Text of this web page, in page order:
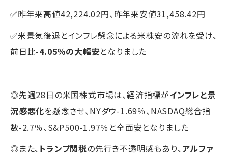
✅昨年来高値42,224.02円、昨年来安値31,458.42円
✅米景気後退とインフレ懸念による米株安の流れを受け、
前日比-4.05％の大幅安となりました
◎先週28日の米国株式市場は、経済指標がインフレと景
況感悪化を懸念させ、NYダウ-1.69％、NASDAQ総合指
数-2.7％、S&P500-1.97％と全面安となりました
◎また、 トランプ関税の先行き不透明感もあり、アルファ